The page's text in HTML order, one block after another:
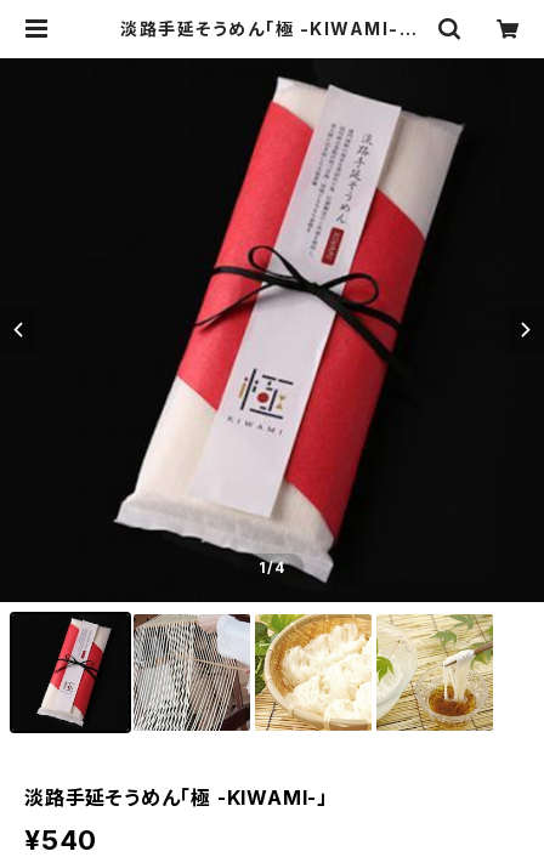
淡路手延そうめん「極 -KIWAMI-」 |
1/4
淡路手延そうめん「極 -KIWAMI-」
¥540